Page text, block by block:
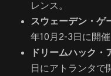
レンス。
スウェーデン・ゲ
年10月2-3日に開
ドリームハック
日にアトランタで